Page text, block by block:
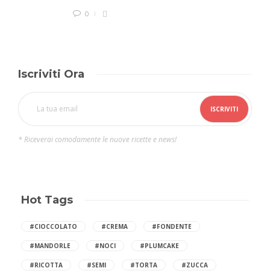
0
Iscriviti Ora
* Riceverai comodamente le nuove ricette e news!
Hot Tags
#CIOCCOLATO #CREMA #FONDENTE
#MANDORLE #NOCI #PLUMCAKE
#RICOTTA #SEMI #TORTA #ZUCCA